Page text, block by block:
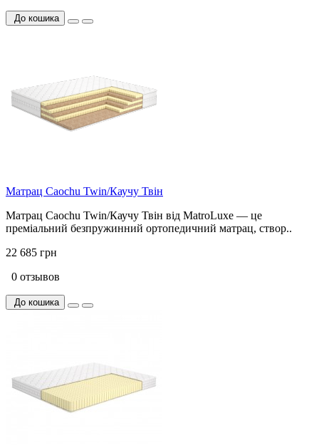
До кошика
Матрац Caochu Twin/Каучу Твін
Матрац Caochu Twin/Каучу Твін від MatroLuxe — це
преміальний безпружинний ортопедичний матрац, створ..
22 685 грн
0 отзывов
До кошика